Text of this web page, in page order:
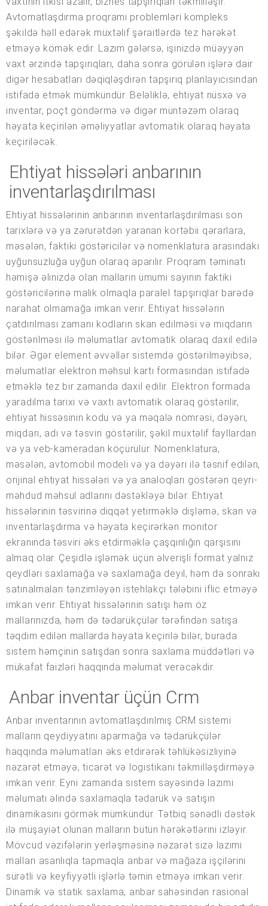
Avtomatlaşdırma proqramı problemləri kompleks
şəkildə həll edərək müxtəlif şəraitlərdə tez hərəkət
etməyə kömək edir. Lazım gələrsə, işinizdə müəyyən
vaxt ərzində tapşırıqları, daha sonra görülən işlərə dair
digər hesabatları dəqiqləşdirən tapşırıq planlayıcısından
istifadə etmək mümkündür. Beləliklə, ehtiyat nüsxə və
inventar, poçt göndərmə və digər müntəzəm olaraq
həyata keçirilən əməliyyatlar avtomatik olaraq həyata
keçiriləcək.
Ehtiyat hissələri anbarının
inventarlaşdırılması
Ehtiyat hissələrinin anbarının inventarlaşdırılması son
tarixlərə və ya zərurətdən yaranan kortəbii qərarlara,
məsələn, faktiki göstəricilər və nomenklatura arasındakı
uyğunsuzluğa uyğun olaraq aparılır. Proqram təminatı
həmişə əlinizdə olan malların ümumi sayının faktiki
göstəricilərinə malik olmaqla paralel tapşırıqlar barədə
narahat olmamağa imkan verir. Ehtiyat hissələrin
çatdırılması zamanı kodların skan edilməsi və miqdarın
göstərilməsi ilə məlumatlar avtomatik olaraq daxil edilə
bilər. Əgər element əvvəllər sistemdə göstərilməyibsə,
məlumatlar elektron məhsul kartı formasından istifadə
etməklə tez bir zamanda daxil edilir. Elektron formada
yaradılma tarixi və vaxtı avtomatik olaraq göstərilir,
ehtiyat hissəsinin kodu və ya məqalə nömrəsi, dəyəri,
miqdarı, adı və təsviri göstərilir, şəkil müxtəlif fayllardan
və ya veb-kameradan köçürülür. Nomenklatura,
məsələn, avtomobil modeli və ya dəyəri ilə təsnif edilən,
orijinal ehtiyat hissələri və ya analoqları göstərən qeyri-
məhdud məhsul adlarını dəstəkləyə bilər. Ehtiyat
hissələrinin təsvirinə diqqət yetirməklə dişləmə, skan və
inventarlaşdırma və həyata keçirərkən monitor
ekranında təsviri əks etdirməklə çaşqınlığın qarşısını
almaq olar. Çeşidlə işləmək üçün əlverişli format yalnız
qeydləri saxlamağa və saxlamağa deyil, həm də sonrakı
satınalmaları tənzimləyən istehlakçı tələbini iflic etməyə
imkan verir. Ehtiyat hissələrinin satışı həm öz
mallarınızda, həm də tədarükçülər tərəfindən satışa
təqdim edilən mallarda həyata keçirilə bilər, burada
sistem həmçinin satışdan sonra saxlama müddətləri və
mükafat faizləri haqqında məlumat verəcəkdir.
Anbar inventar üçün Crm
Anbar inventarının avtomatlaşdırılmış CRM sistemi
malların qeydiyyatını aparmağa və tədarükçülər
haqqında məlumatları əks etdirərək təhlükəsizliyinə
nəzarət etməyə, ticarət və logistikanı təkmilləşdirməyə
imkan verir. Eyni zamanda sistem sayəsində lazımi
məlumatı əlində saxlamaqla tədarük və satışın
dinamikasını görmək mümkündür. Tətbiq sənədli dəstək
ilə müşayiət olunan malların bütün hərəkətlərini izləyir.
Mövcud vəzifələrin yerləşməsinə nəzarət sizə lazımi
malları asanlıqla tapmaqla anbar və mağaza işçilərini
sürətli və keyfiyyətli işlərlə təmin etməyə imkan verir.
Dinamik və statik saxlama, anbar sahəsindən rasional